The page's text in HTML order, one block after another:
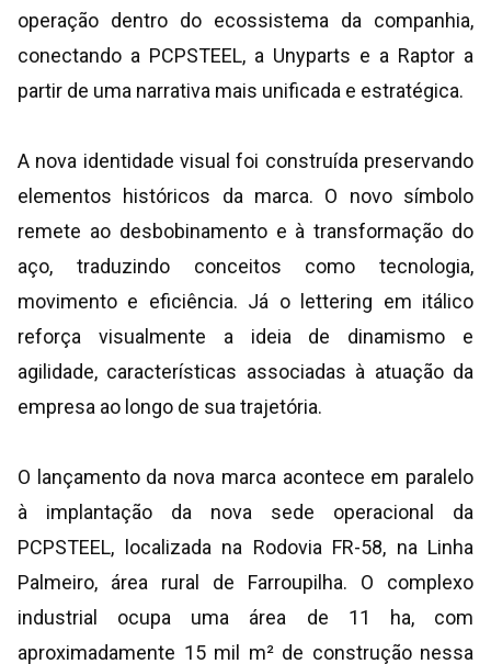
operação dentro do ecossistema da companhia,
conectando a PCPSTEEL, a Unyparts e a Raptor a
partir de uma narrativa mais unificada e estratégica.
A nova identidade visual foi construída preservando
elementos históricos da marca. O novo símbolo
remete ao desbobinamento e à transformação do
aço, traduzindo conceitos como tecnologia,
movimento e eficiência. Já o lettering em itálico
reforça visualmente a ideia de dinamismo e
agilidade, características associadas à atuação da
empresa ao longo de sua trajetória.
O lançamento da nova marca acontece em paralelo
à implantação da nova sede operacional da
PCPSTEEL, localizada na Rodovia FR-58, na Linha
Palmeiro, área rural de Farroupilha. O complexo
industrial ocupa uma área de 11 ha, com
aproximadamente 15 mil m² de construção nessa